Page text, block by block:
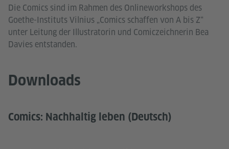
Die Comics sind im Rahmen des Onlineworkshops des
Goethe-Instituts Vilnius „Comics schaffen von A bis Z“
unter Leitung der Illustratorin und Comiczeichnerin Bea
Davies entstanden.
Downloads
Comics: Nachhaltig leben (Deutsch)